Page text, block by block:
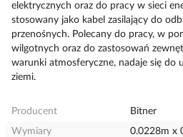
elektrycznych oraz do pracy w sieci
stosowany jako kabel zasilający do
przenośnych. Polecany do pracy, w
wilgotnych oraz do zastosowań
warunki atmosferyczne, nadaje się do
ziemi.
Producent
Bitner
Wymiary
0.0228m x